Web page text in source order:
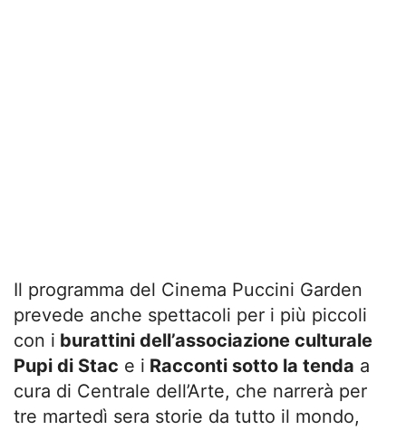
Il programma del Cinema Puccini Garden
prevede anche spettacoli per i più piccoli
con i burattini dell’associazione culturale
Pupi di Stac e i Racconti sotto la tenda a
cura di Centrale dell’Arte, che narrerà per
tre martedì sera storie da tutto il mondo,